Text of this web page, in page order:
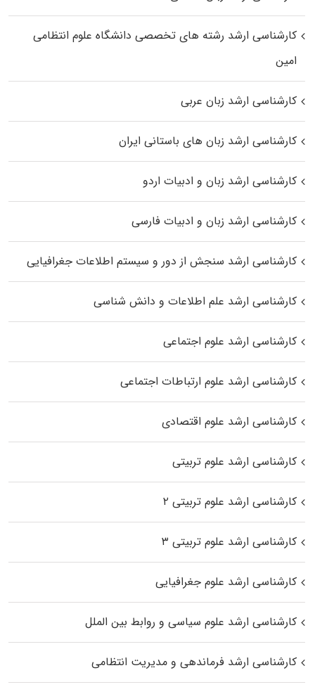
کارشناسی ارشد رﺷﺘﻪ ﻫﺎی تخصصی داﻧﺸﮕﺎه ﻋﻠﻮم انتظامی
اﻣﻴﻦ
کارشناسی ارشد زبان عربی
کارشناسی ارشد زبان‌ های باستانی ایران
کارشناسی ارشد زبان و ادبیات اردو
کارشناسی ارشد زبان و ادبیات فارسی
کارشناسی ارشد سنجش از دور و سیستم اطلاعات جغرافیایی
کارشناسی ارشد علم اطلاعات و دانش شناسی
کارشناسی ارشد علوم اجتماعی
کارشناسی ارشد علوم ارتباطات اجتماعی
کارشناسی ارشد علوم اقتصادی
کارشناسی ارشد علوم تربیتی
کارشناسی ارشد علوم تربیتی ۲
کارشناسی ارشد علوم تربیتی ۳
کارشناسی ارشد علوم جغرافیایی
کارشناسی ارشد علوم سیاسی و روابط بین الملل
کارشناسی ارشد فرماندهی و مدیریت انتظامی